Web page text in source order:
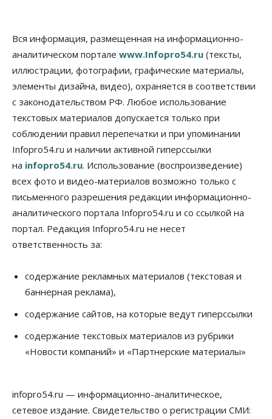
Вся информация, размещенная на информационно-
аналитическом портале www.Infopro54.ru (тексты,
иллюстрации, фотографии, графические материалы,
элементы дизайна, видео), охраняется в соответствии
с законодательством РФ. Любое использование
текстовых материалов допускается только при
соблюдении правил перепечатки и при упоминании
Infopro54.ru и наличии активной гиперссылки
на infopro54.ru. Использование (воспроизведение)
всех фото и видео-материалов возможно только с
письменного разрешения редакции информационно-
аналитического портала Infopro54.ru и со ссылкой на
портал. Редакция Infopro54.ru не несет
ответственность за:
содержание рекламных материалов (текстовая и
баннерная реклама),
содержание сайтов, на которые ведут гиперссылки
содержание текстовых материалов из рубрики
«Новости компаний» и «Партнерские материалы»
infopro54.ru — информационно-аналитическое,
сетевое издание. Свидетельство о регистрации СМИ: